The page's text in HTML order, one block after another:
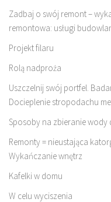
Zadbaj o swój remont –
remontowa: usługi
Projekt filaru
Rolą nadproża
Uszczelnij swój portfel.
Docieplenie stropodachu
Sposoby na zbieranie wody
Remonty = nieustająca
Wykańczanie wnętrz
Kafelki w domu
W celu wyciszenia